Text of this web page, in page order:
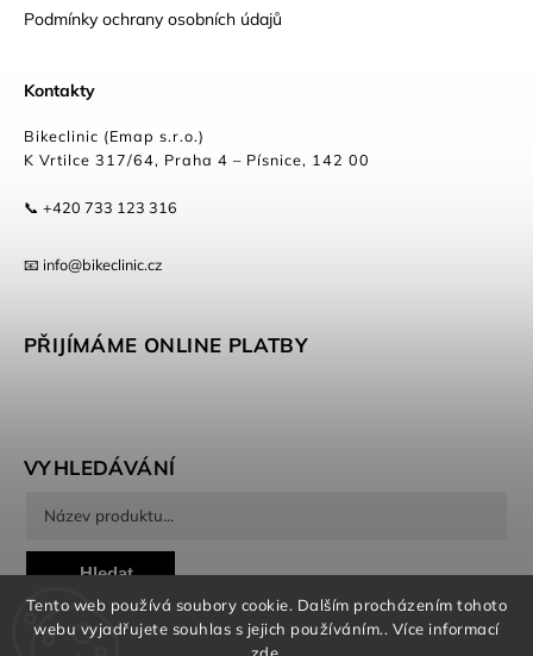
Tento web používá soubory cookie. Dalším procházením tohoto
webu vyjadřujete souhlas s jejich používáním.. Více informací
Podmínky ochrany osobních údajů
Kontakty
Bikeclinic (Emap s.r.o.)
K Vrtilce 317/64, Praha 4 – Písnice, 142 00
📞 +420 733 123 316
📧 info@bikeclinic.cz
PŘIJÍMÁME ONLINE PLATBY
VYHLEDÁVÁNÍ
Hledat